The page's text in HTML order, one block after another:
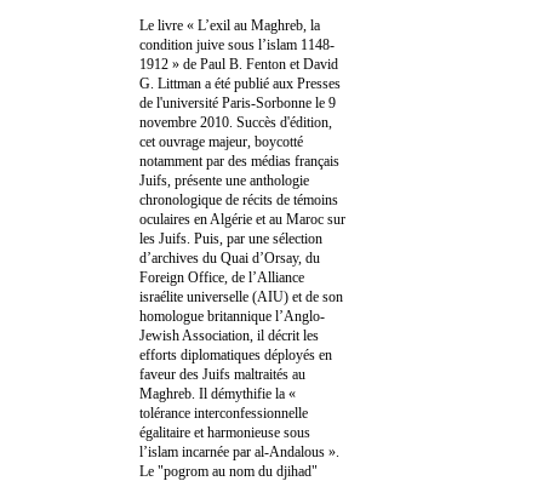
Le livre « L’exil au Maghreb, la
condition juive sous l’islam 1148-
1912 » de Paul B. Fenton et David
G. Littman a été publié aux Presses
de l'université Paris-Sorbonne le 9
novembre 2010. Succès d'édition,
cet ouvrage majeur, boycotté
notamment par des médias français
Juifs, présente une anthologie
chronologique de récits de témoins
oculaires en Algérie et au Maroc sur
les Juifs. Puis, par une sélection
d’archives du Quai d’Orsay, du
Foreign Office, de l’Alliance
israélite universelle (AIU) et de son
homologue britannique l’Anglo-
Jewish Association, il décrit les
efforts diplomatiques déployés en
faveur des Juifs maltraités au
Maghreb. Il démythifie la «
tolérance interconfessionnelle
égalitaire et harmonieuse sous
l’islam incarnée par al-Andalous ».
Le "pogrom au nom du djihad"